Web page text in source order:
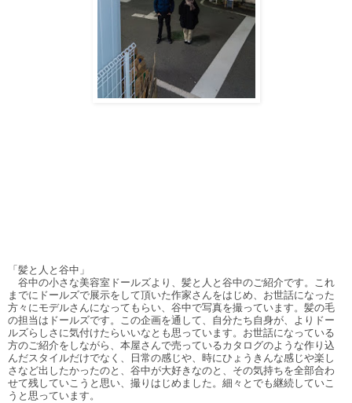
「髪と人と谷中」
谷中の小さな美容室ドールズより、髪と人と谷中のご紹介です。これ
までにドールズで展示をして頂いた作家さんをはじめ、お世話になった
方々にモデルさんになってもらい、谷中で写真を撮っています。髪の毛
の担当はドールズです。この企画を通して、自分たち自身が、よりドー
ルズらしさに気付けたらいいなとも思っています。お世話になっている
方のご紹介をしながら、本屋さんで売っているカタログのような作り込
んだスタイルだけでなく、日常の感じや、時にひょうきんな感じや楽し
さなど出したかったのと、谷中が大好きなのと、その気持ちを全部合わ
せて残していこうと思い、撮りはじめました。細々とでも継続していこ
うと思っています。